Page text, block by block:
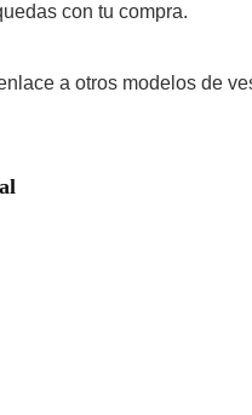
con tu compra.
a otros modelos de